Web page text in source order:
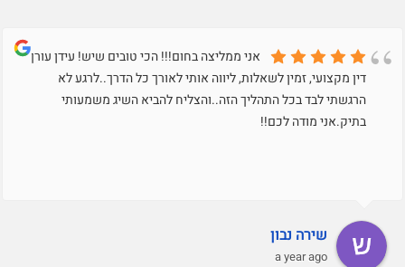
אני ממליצה בחום!!! הכי טובים שיש! עידן עורך
דין מקצועי, זמין לשאלות, ליווה אותי לאורך כל הדרך..לרגע לא
הרגשתי לבד בכל התהליך הזה..והצליח להביא השיג משמעותי
בתיק.אני מודה לכם!!
שירה נבון
a year ago